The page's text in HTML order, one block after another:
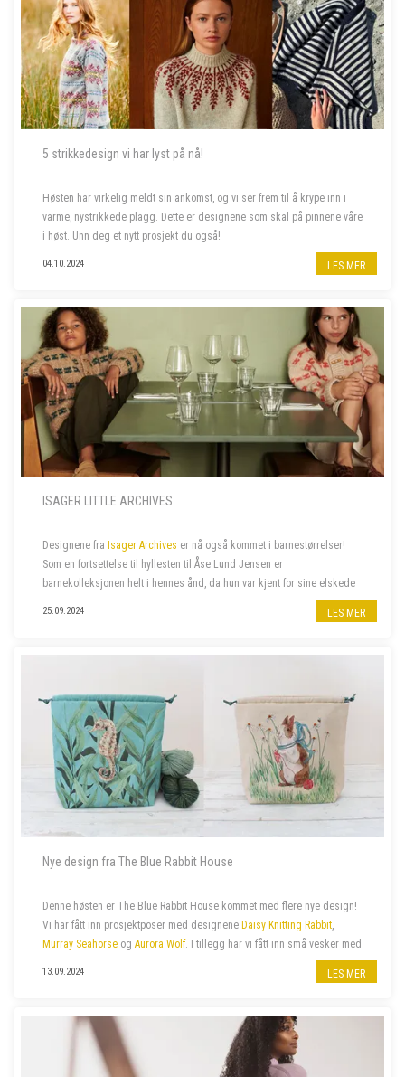
5 strikkedesign vi har lyst på nå!
Høsten har virkelig meldt sin ankomst, og vi ser frem til å krype inn i
varme, nystrikkede plagg. Dette er designene som skal på pinnene våre
i høst. Unn deg et nytt prosjekt du også!
04.10.2024 LES MER
ISAGER LITTLE ARCHIVES
Designene fra Isager Archives er nå også kommet i barnestørrelser!
Som en fortsettelse til hyllesten til Åse Lund Jensen er
barnekolleksjonen helt i hennes ånd, da hun var kjent for sine elskede
25.09.2024 LES MER
Nye design fra The Blue Rabbit House
Denne høsten er The Blue Rabbit House kommet med flere nye design!
Vi har fått inn prosjektposer med designene Daisy Knitting Rabbit,
Murray Seahorse og Aurora Wolf. I tillegg har vi fått inn små vesker med
13.09.2024 LES MER